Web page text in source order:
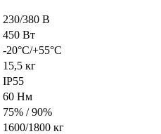
230/380 В
450 Вт
-20°C/+55°C
15,5 кг
IP55
60 Нм
75% / 90%
1600/1800 кг